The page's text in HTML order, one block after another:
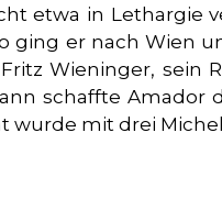
etwa in Lethargie
ging er nach Wien
Wieninger, sein
schaffte Amador
wurde mit drei